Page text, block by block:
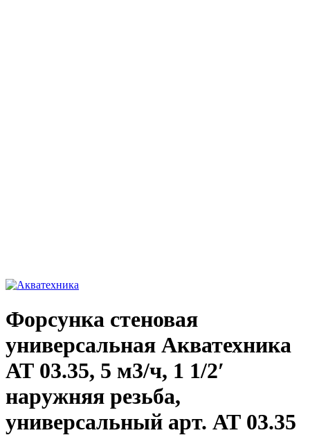
Форсунка стеновая
универсальная Акватехника
АТ 03.35, 5 м3/ч, 1 1/2′
наружняя резьба,
универсальный арт. АТ 03.35